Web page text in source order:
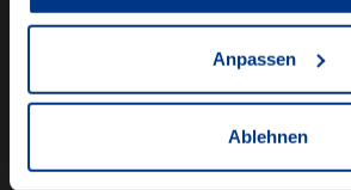
Anpassen
Ablehnen
Newsletter Anmeldung
Gebrauchtwagen
Camper mieten